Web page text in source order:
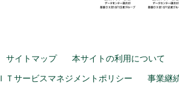
サイトマップ 本サイトの利用について
ＩＴサービスマネジメントポリシー
事業継